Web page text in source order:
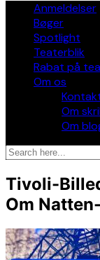
Anmeldelser
Bøger
Spotlight
Teaterblik
Rabat på
Om os
Om
Om
Tivoli-
Om